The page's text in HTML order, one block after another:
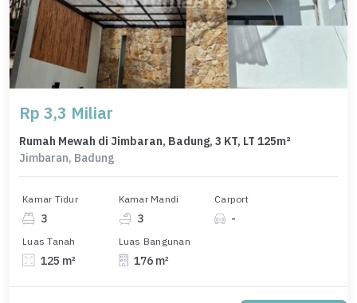
Rp 3,3 Miliar
Rumah Mewah di Jimbaran, Badung, 3 KT, LT 125m²
Jimbaran, Badung
Kamar Tidur
3
Kamar Mandi
3
Carport
-
Luas Tanah
125 m²
Luas Bangunan
176 m²